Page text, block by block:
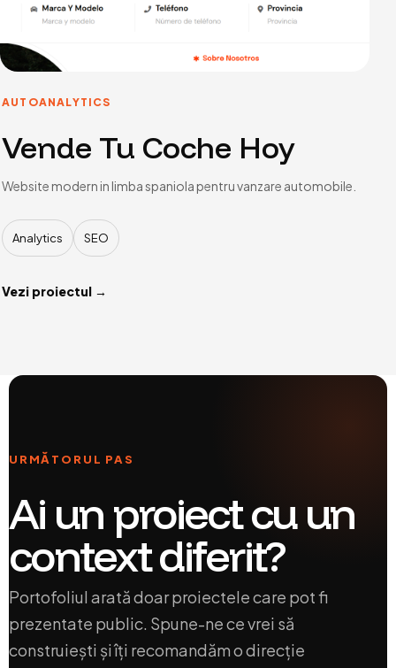
AUTOANALYTICS
Vende Tu Coche Hoy
Website modern in limba spaniola pentru vanzare automobile.
Analytics SEO
Vezi proiectul →
URMĂTORUL PAS
Ai un proiect cu un
context diferit?
Portofoliul arată doar proiectele care pot fi
prezentate public. Spune-ne ce vrei să
construiești și îți recomandăm o direcție